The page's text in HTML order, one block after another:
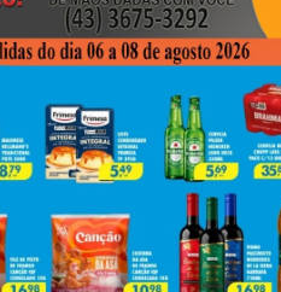
Homem Sofre Ataque
Durante Relação Sexual,
Caso Gera Batalha Judicial
Doação De Órgãos